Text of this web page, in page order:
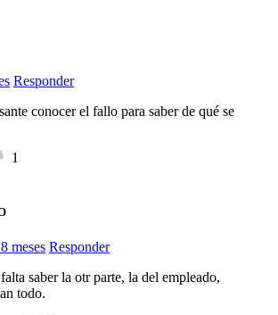
Responder
conocer el fallo para saber de qué se
1
meses Responder
saber la otr parte, la del empleado,
todo.